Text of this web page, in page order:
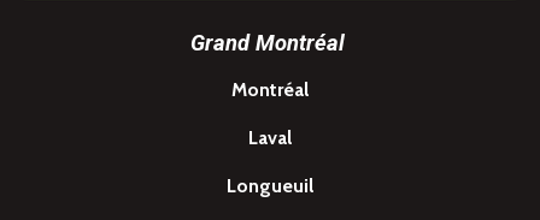
Grand Montréal
Montréal
Laval
Longueuil